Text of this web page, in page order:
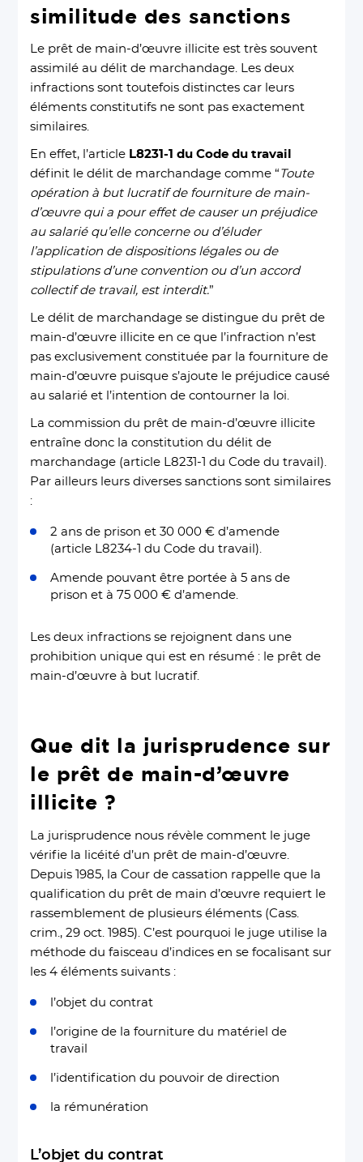
similitude des sanctions
Le prêt de main-d’œuvre illicite est très souvent
assimilé au délit de marchandage. Les deux
infractions sont toutefois distinctes car leurs
éléments constitutifs ne sont pas exactement
similaires.
En effet, l’article L8231-1 du Code du travail
définit le délit de marchandage comme “ Toute
opération à but lucratif de fourniture de main-
d’œuvre qui a pour effet de causer un préjudice
au salarié qu’elle concerne ou d’éluder
l’application de dispositions légales ou de
stipulations d’une convention ou d’un accord
collectif de travail, est interdit.”
Le délit de marchandage se distingue du prêt de
main-d’œuvre illicite en ce que l’infraction n’est
pas exclusivement constituée par la fourniture de
main-d’œuvre puisque s’ajoute le préjudice causé
au salarié et l’intention de contourner la loi.
La commission du prêt de main-d’œuvre illicite
entraîne donc la constitution du délit de
marchandage (article L8231-1 du Code du travail).
Par ailleurs leurs diverses sanctions sont similaires
:
2 ans de prison et 30 000 € d’amende
(article L8234-1 du Code du travail).
Amende pouvant être portée à 5 ans de
prison et à 75 000 € d’amende.
Les deux infractions se rejoignent dans une
prohibition unique qui est en résumé : le prêt de
main-d’œuvre à but lucratif.
Que dit la jurisprudence sur
le prêt de main-d’œuvre
illicite ?
La jurisprudence nous révèle comment le juge
vérifie la licéité d’un prêt de main-d’œuvre.
Depuis 1985, la Cour de cassation rappelle que la
qualification du prêt de main d’œuvre requiert le
rassemblement de plusieurs éléments (Cass.
crim., 29 oct. 1985). C’est pourquoi le juge utilise la
méthode du faisceau d’indices en se focalisant sur
les 4 éléments suivants :
l’objet du contrat
l’origine de la fourniture du matériel de
travail
l’identification du pouvoir de direction
la rémunération
L’objet du contrat